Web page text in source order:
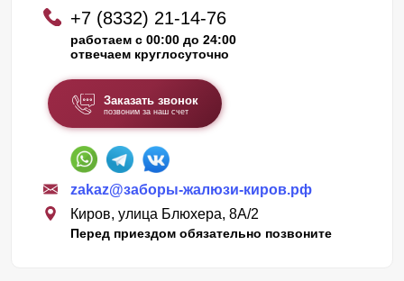
+7 (8332) 21-14-76
работаем с 00:00 до 24:00
отвечаем круглосуточно
Заказать звонок
позвоним за наш счет
zakaz@заборы-жалюзи-киров.рф
Киров, улица Блюхера, 8А/2
Перед приездом обязательно позвоните